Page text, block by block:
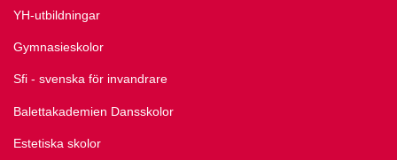
YH-utbildningar
Gymnasieskolor
Sfi - svenska för invandrare
Balettakademien Dansskolor
Estetiska skolor